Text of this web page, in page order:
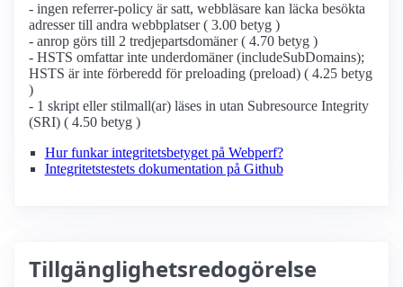
- ingen referrer-policy är satt, webbläsare kan läcka besökta
adresser till andra webbplatser ( 3.00 betyg )
- anrop görs till 2 tredjepartsdomäner ( 4.70 betyg )
- HSTS omfattar inte underdomäner (includeSubDomains);
HSTS är inte förberedd för preloading (preload) ( 4.25 betyg
)
- 1 skript eller stilmall(ar) läses in utan Subresource Integrity
(SRI) ( 4.50 betyg )
Hur funkar integritetsbetyget på Webperf?
Integritetstestets dokumentation på Github
Tillgänglighetsredogörelse